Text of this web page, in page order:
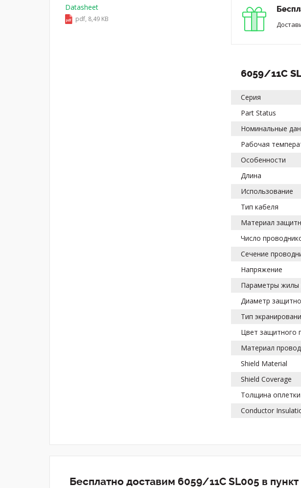
6059/11C
Серия
Part Status
Номинальные
Рабочая
Особенности
Длина
Использование
Тип кабеля
Материал
Число
Сечение
Напряжение
Параметры жилы
Диаметр
Тип
Цвет защитного
Материал
Shield Material
Shield Coverage
Толщина оплетки
Conductor
Datasheet
pdf, 8,49 KB
Бесплатно доставим 6059/11C SL005 в